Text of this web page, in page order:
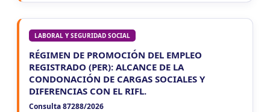
LABORAL Y SEGURIDAD SOCIAL
RÉGIMEN DE PROMOCIÓN DEL EMPLEO
REGISTRADO (PER): ALCANCE DE LA
CONDONACIÓN DE CARGAS SOCIALES Y
DIFERENCIAS CON EL RIFL.
Consulta 87288/2026